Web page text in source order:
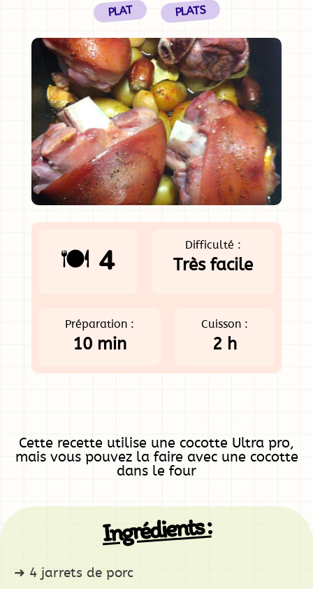
PLAT PLATS
🍽️ 4
Difficulté :
Très facile
Préparation :
10 min
Cuisson :
2 h
Cette recette utilise une cocotte Ultra pro,
mais vous pouvez la faire avec une cocotte
dans le four
Ingrédients :
4 jarrets de porc